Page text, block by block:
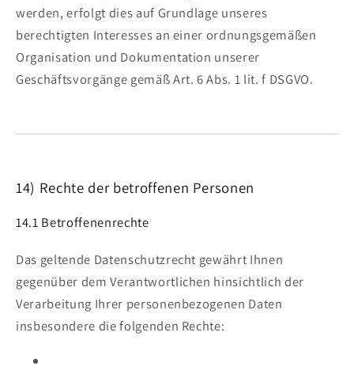
werden, erfolgt dies auf Grundlage unseres
berechtigten Interesses an einer ordnungsgemäßen
Organisation und Dokumentation unserer
Geschäftsvorgänge gemäß Art. 6 Abs. 1 lit. f DSGVO.
14) Rechte der betroffenen Personen
14.1 Betroffenenrechte
Das geltende Datenschutzrecht gewährt Ihnen
gegenüber dem Verantwortlichen hinsichtlich der
Verarbeitung Ihrer personenbezogenen Daten
insbesondere die folgenden Rechte: